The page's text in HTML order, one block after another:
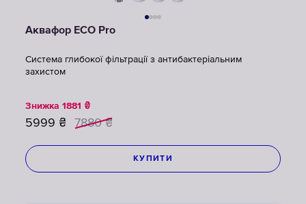
Аквафор ECO Pro
Система глибокої фільтрації з антибактеріальним
захистом
Знижка 1881 ₴
5999 ₴ 7880 ₴
КУПИТИ